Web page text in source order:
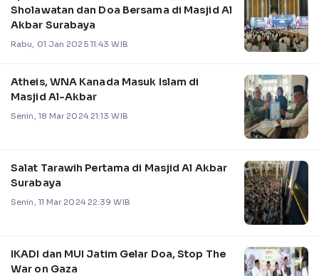
Sholawatan dan Doa Bersama di Masjid Al
Akbar Surabaya
Rabu, 01 Jan 2025 11:43 WIB
Atheis, WNA Kanada Masuk Islam di
Masjid Al-Akbar
Senin, 18 Mar 2024 21:13 WIB
Salat Tarawih Pertama di Masjid Al Akbar
Surabaya
Senin, 11 Mar 2024 22:39 WIB
IKADI dan MUI Jatim Gelar Doa, Stop The
War on Gaza